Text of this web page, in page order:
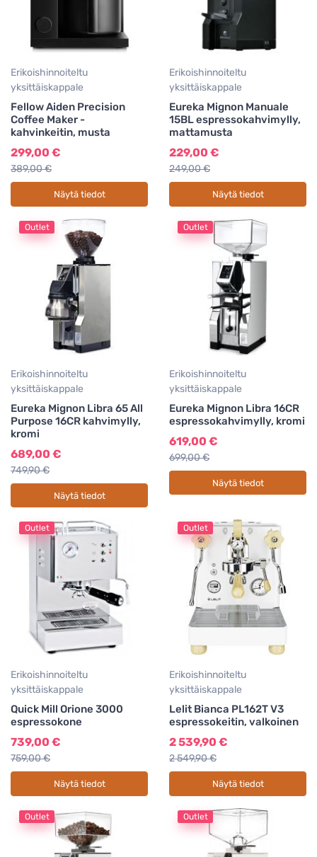
Erikoishinnoiteltu
yksittäiskappale
Fellow Aiden Precision
Coffee Maker -
kahvinkeitin, musta
299,00 €
389,00 €
Näytä tiedot
Erikoishinnoiteltu
yksittäiskappale
Eureka Mignon Manuale
15BL espressokahvimylly,
mattamusta
229,00 €
249,00 €
Näytä tiedot
Outlet
Erikoishinnoiteltu
yksittäiskappale
Eureka Mignon Libra 65 All
Purpose 16CR kahvimylly,
kromi
689,00 €
749,90 €
Näytä tiedot
Outlet
Erikoishinnoiteltu
yksittäiskappale
Eureka Mignon Libra 16CR
espressokahvimylly, kromi
619,00 €
699,00 €
Näytä tiedot
Outlet
Erikoishinnoiteltu
yksittäiskappale
Quick Mill Orione 3000
espressokone
739,00 €
759,00 €
Näytä tiedot
Outlet
Erikoishinnoiteltu
yksittäiskappale
Lelit Bianca PL162T V3
espressokeitin, valkoinen
2 539,90 €
2 549,90 €
Näytä tiedot
Outlet Outlet